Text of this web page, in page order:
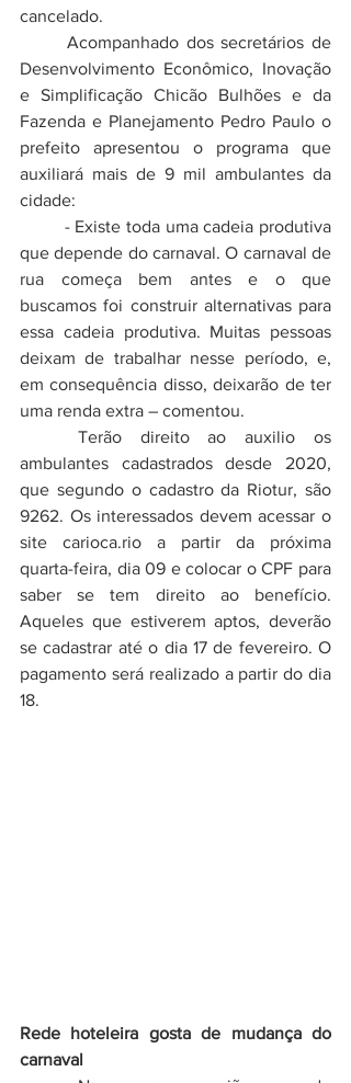
cancelado.
Desenvolvimento Econômico, Inovação
e Simplificação Chicão Bulhões e da
Fazenda e Planejamento Pedro Paulo o
prefeito apresentou o programa que
auxiliará mais de 9 mil ambulantes da
cidade:
que depende do carnaval. O carnaval de
rua começa bem antes e o que
buscamos foi construir alternativas para
essa cadeia produtiva. Muitas pessoas
deixam de trabalhar nesse período, e,
em consequência disso, deixarão de ter
uma renda extra – comentou.
ambulantes cadastrados desde 2020,
que segundo o cadastro da Riotur, são
9262. Os interessados devem acessar o
site carioca.rio a partir da próxima
quarta-feira, dia 09 e colocar o CPF para
saber se tem direito ao benefício.
Aqueles que estiverem aptos, deverão
se cadastrar até o dia 17 de fevereiro. O
pagamento será realizado a partir do dia
18.
Rede hoteleira gosta de mudança do
carnaval